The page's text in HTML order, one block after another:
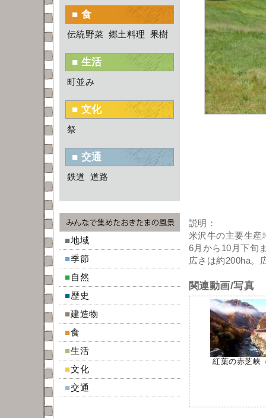
説明：
米沢牛の主要生産
6月から10月下旬
広さは約200ha。
関連動画/写真
紅葉の赤芝峡
■ 食
伝統野菜 郷土料理 果樹
■ 生活
町並み
■ 文化
祭
■ 交通
鉄道 道路
■地域
■季節
■自然
■歴史
■建造物
■食
■生活
■文化
■交通